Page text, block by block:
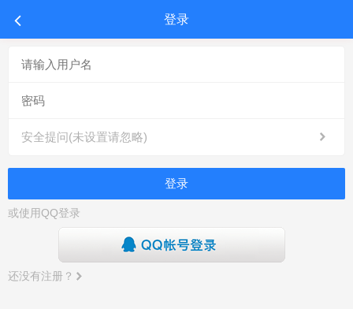
登录
安全提问(未设置请忽略)
登录
或使用QQ登录
还没有注册？